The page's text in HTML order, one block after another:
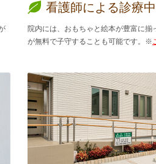
看護師による診療
院内には、おもちゃと絵本が豊富に
が無料で子守することも可能です。 ※